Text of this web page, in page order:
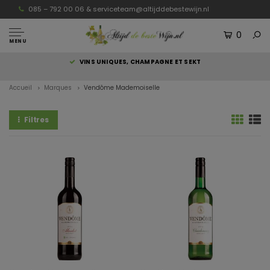
085 – 792 00 06 & serviceteam@altijddebestewijn.nl
MENU
0
VINS UNIQUES, CHAMPAGNE ET SEKT
Accueil Marques Vendôme Mademoiselle
Filtres